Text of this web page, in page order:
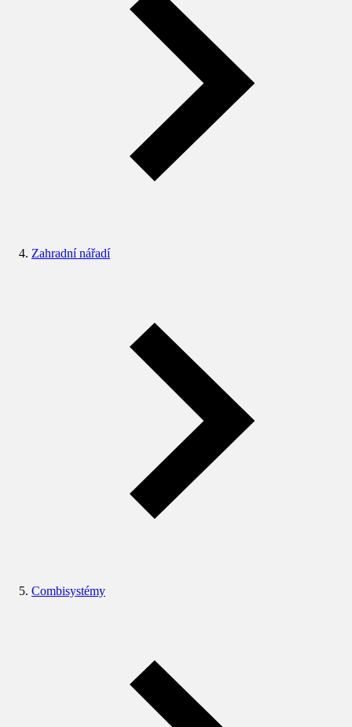
Zahradní nářadí
Combisystémy